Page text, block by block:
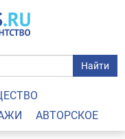
Найти
АВТОРСКОЕ